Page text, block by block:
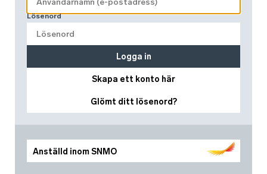
Anställd inom SNMO
Lösenord
Skapa ett konto här
Glömt ditt lösenord?
Logga in